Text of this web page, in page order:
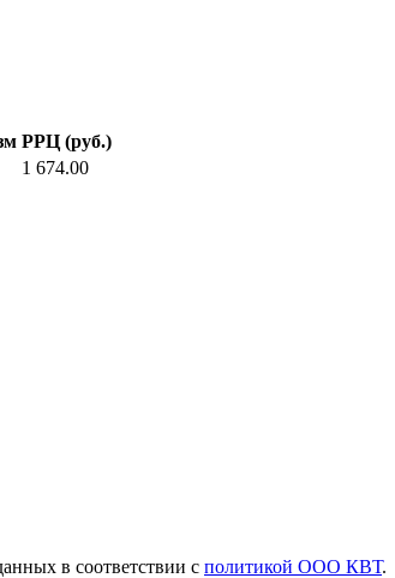
РРЦ (руб.)
1 674.00
в соответствии с политикой ООО КВТ.